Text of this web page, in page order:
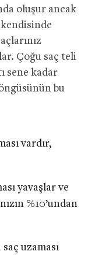
oluşur ancak
kendisinde
Çoğu saç teli
sene kadar
bu
vardır,
yavaşlar ve
%10’undan
uzaması